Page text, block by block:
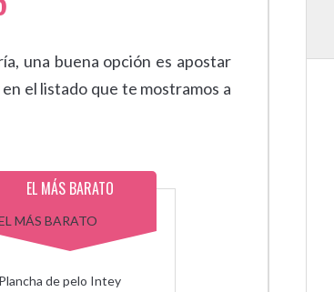
una buena opción es apostar
el listado que te mostramos a
EL MÁS BARATO